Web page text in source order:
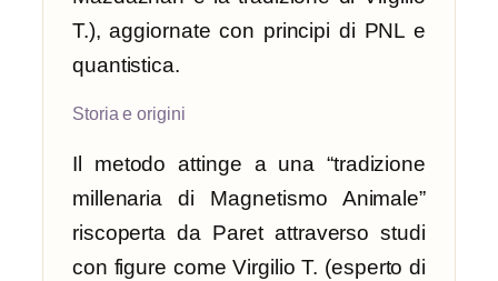
T.), aggiornate con principi di PNL e
quantistica.
Storia e origini
Il metodo attinge a una “tradizione
millenaria di Magnetismo Animale”
riscoperta da Paret attraverso studi
con figure come Virgilio T. (esperto di